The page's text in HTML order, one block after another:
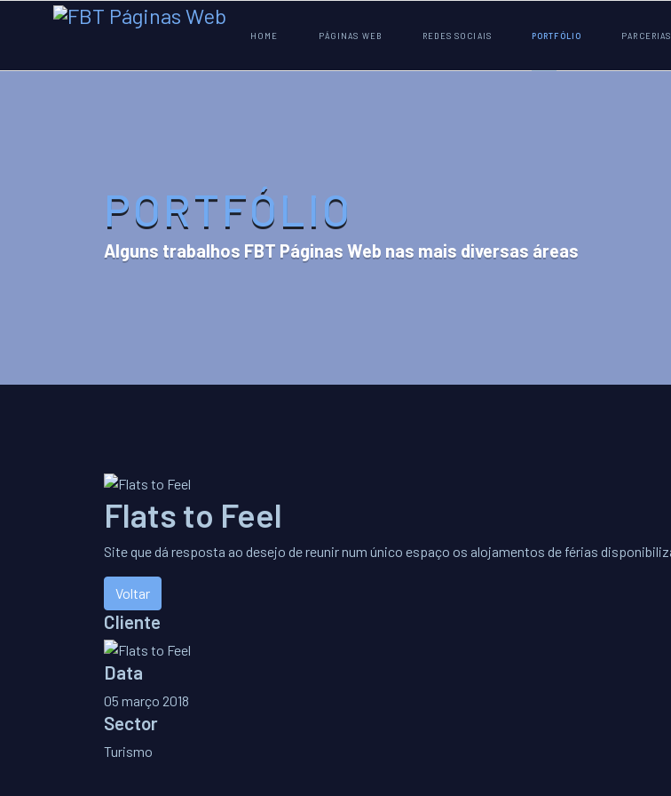
HOME PÁGINAS WEB REDES SOCIAIS PORTFÓLIO PARCERIAS
PORTFÓLIO
Alguns trabalhos FBT Páginas Web nas mais diversas áreas
Flats to Feel
Site que dá resposta ao desejo de reunir num único espaço os alojamentos de férias
Voltar
Cliente
Data
05 março 2018
Sector
Turismo